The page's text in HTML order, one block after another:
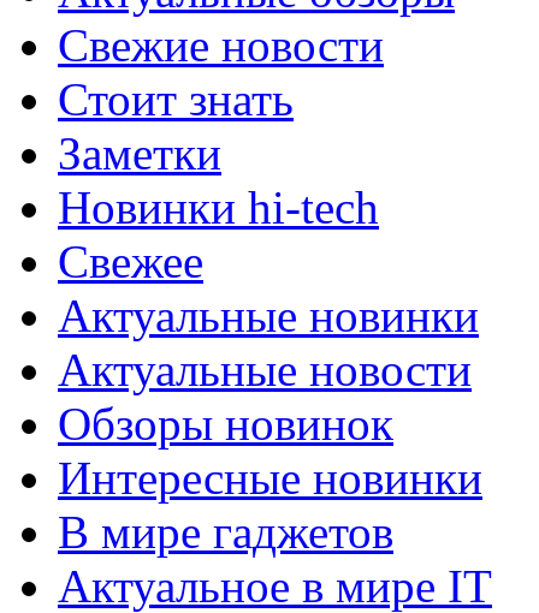
Свежие новости
Стоит знать
Заметки
Новинки hi-tech
Свежее
Актуальные новинки
Актуальные новости
Обзоры новинок
Интересные новинки
В мире гаджетов
Актуальное в мире IT